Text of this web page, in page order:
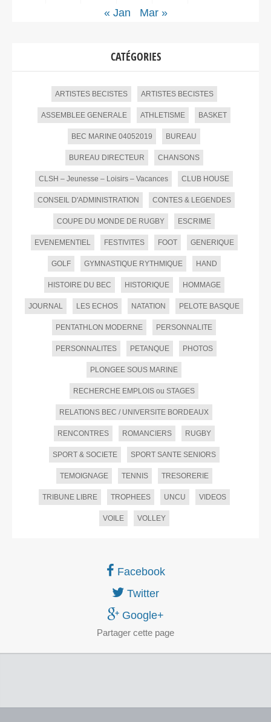
« Jan Mar »
CATÉGORIES
ARTISTES BECISTES ARTISTES BECISTES
ASSEMBLEE GENERALE ATHLETISME BASKET
BEC MARINE 04052019 BUREAU
BUREAU DIRECTEUR CHANSONS
CLSH – Jeunesse – Loisirs – Vacances CLUB HOUSE
CONSEIL D'ADMINISTRATION CONTES & LEGENDES
COUPE DU MONDE DE RUGBY ESCRIME
EVENEMENTIEL FESTIVITES FOOT GENERIQUE
GOLF GYMNASTIQUE RYTHMIQUE HAND
HISTOIRE DU BEC HISTORIQUE HOMMAGE
JOURNAL LES ECHOS NATATION PELOTE BASQUE
PENTATHLON MODERNE PERSONNALITE
PERSONNALITES PETANQUE PHOTOS
PLONGEE SOUS MARINE
RECHERCHE EMPLOIS ou STAGES
RELATIONS BEC / UNIVERSITE BORDEAUX
RENCONTRES ROMANCIERS RUGBY
SPORT & SOCIETE SPORT SANTE SENIORS
TEMOIGNAGE TENNIS TRESORERIE
TRIBUNE LIBRE TROPHEES UNCU VIDEOS
VOILE VOLLEY
Facebook
Twitter
Google+
Partager cette page